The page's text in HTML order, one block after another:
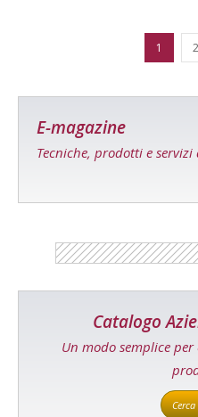
1 2
E-magazine
Tecniche, prodotti e servizi
Catalogo
Un modo semplice